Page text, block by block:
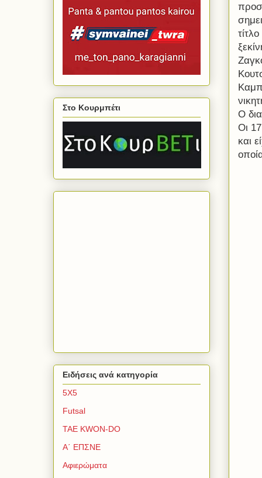
Ο
Οι
και
Στο Κουρμπέτι
Ειδήσεις ανά κατηγορία
5Χ5
Futsal
TAE KWON-DO
Α΄ ΕΠΣΝΕ
Αφιερώματα